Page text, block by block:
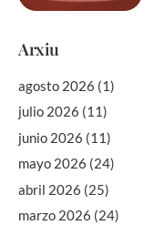
Arxiu
agosto 2026 (1)
julio 2026 (11)
junio 2026 (11)
mayo 2026 (24)
abril 2026 (25)
marzo 2026 (24)